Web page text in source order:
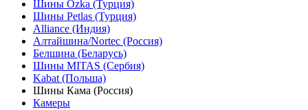
Шины Ozka (Турция)
Шины Petlas (Турция)
Alliance (Индия)
Алтайшина/Nortec (Россия)
Белшина (Беларусь)
Шины MITAS (Сербия)
Kabat (Польша)
Шины Кама (Россия)
Камеры